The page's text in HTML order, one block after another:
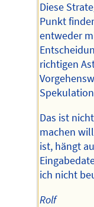
Diese
Punkt
entweder
richtigen
Das ist
machen
ist, hängt
ich nicht
Rolf